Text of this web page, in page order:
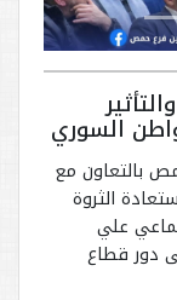
السوري
بالتعاون مع
الثروة
علي
دور قطاع